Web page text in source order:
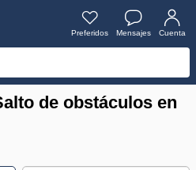
Preferidos Mensajes Cuenta
de obstáculos en